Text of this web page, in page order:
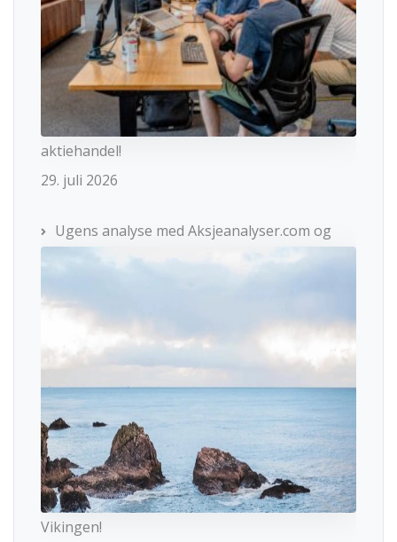
aktiehandel!
29. juli 2026
Ugens analyse med Aksjeanalyser.com og
Vikingen!